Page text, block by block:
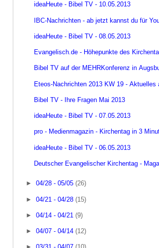
ideaHeute - Bibel TV - 10.05.2013
IBC-Nachrichten - ab jetzt kannst du für
ideaHeute - Bibel TV - 08.05.2013
Evangelisch.de - Höhepunkte des
Bibel TV auf der MEHRKonferenz in
Eteos-Nachrichten 2013 KW 19 - Aktuelles
Bibel TV - Ihre Fragen Mai 2013
ideaHeute - Bibel TV - 07.05.2013
pro - Medienmagazin - Kirchentag in 3
ideaHeute - Bibel TV - 06.05.2013
Deutscher Evangelischer Kirchentag -
►04/28 - 05/05(26)
►04/21 - 04/28(15)
►04/14 - 04/21(9)
►04/07 - 04/14(12)